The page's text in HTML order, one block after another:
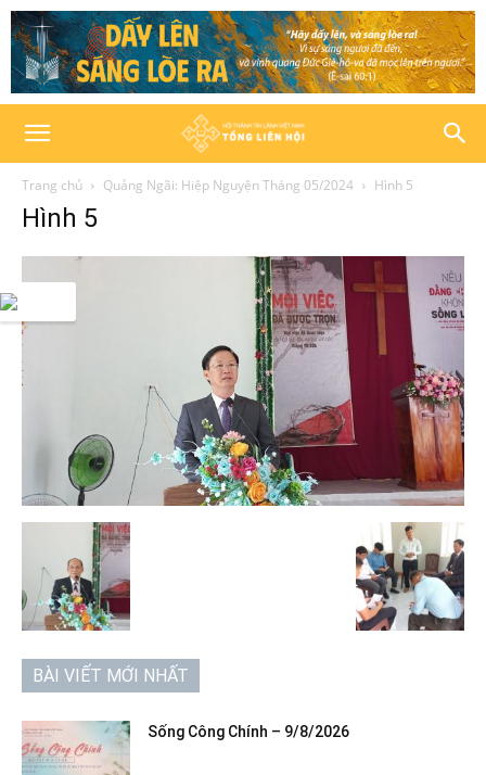
Trang chủ Quảng Ngãi: Hiệp Nguyện Tháng 05/2024 Hình 5
Hình 5
BÀI VIẾT MỚI NHẤT
Sống Công Chính – 9/8/2026